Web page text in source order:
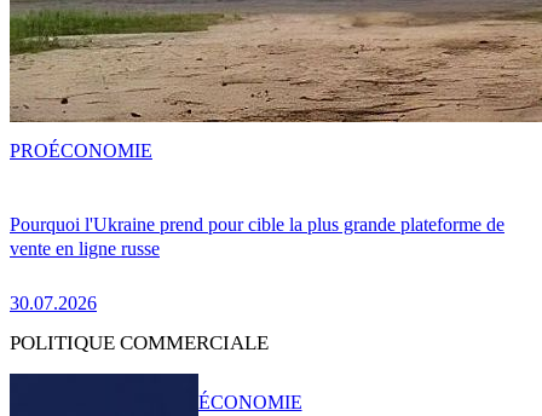
Pourquoi l'Ukraine prend pour cible la plus grande plateforme de
vente en ligne russe
30.07.2026
PROÉCONOMIE
POLITIQUE COMMERCIALE
ÉCONOMIE